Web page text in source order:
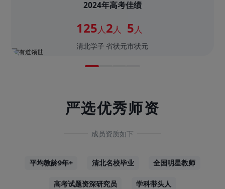
2024年高考佳绩
125人
清北学子
2人
省状元
5人
市状元
严选优秀师资
成员资质如下
平均教龄9年+ 清北名校毕业 全国明星教师
高考试题资深研究员 学科带头人